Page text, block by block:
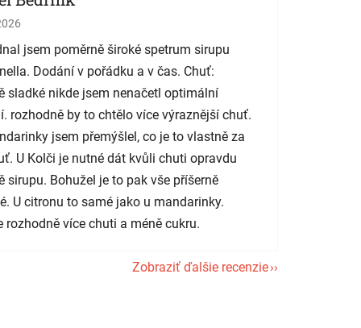
obchodu je 5 z 5 hviezdičiek.
jsem poměrně široké spetrum sirupu
Dodání v pořádku a v čas. Chuť:
sladké nikde jsem nenačetl optimální
rozhodně by to chtělo více výraznější chuť.
jsem přemýšlel, co je to vlastně za
U Kolči je nutné dát kvůli chuti opravdu
sirupu. Bohužel je to pak vše příšerně
U citronu to samé jako u mandarinky.
rozhodně více chuti a méně cukru.
Zobraziť ďalšie recenzie